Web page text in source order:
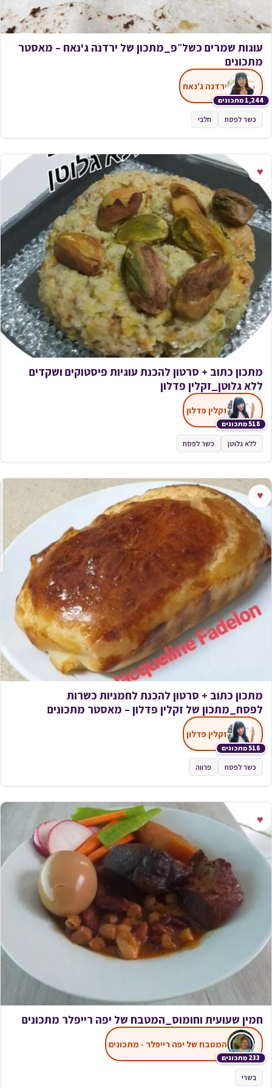
עוגות שמרים כשל״פ_מתכון של ירדנה ג'נאח – מאסטר
מתכונים
1,244 מתכונים
ירדנה ג'נאח
כשר לפסח חלבי
♥
מתכון כתוב + סרטון להכנת עוגיות פיסטוקים ושקדים
ללא גלוטן_זקלין פדלון
518 מתכונים
זקלין פדלון
ללא גלוטן כשר לפסח
♥
מתכון כתוב + סרטון להכנת לחמניות כשרות
לפסח_מתכון של זקלין פדלון – מאסטר מתכונים
518 מתכונים
זקלין פדלון
כשר לפסח פרווה
♥
חמין שעועית וחומוס_המטבח של יפה רייפלר מתכונים
233 מתכונים
המטבח של יפה רייפלר - מתכונים
בשרי